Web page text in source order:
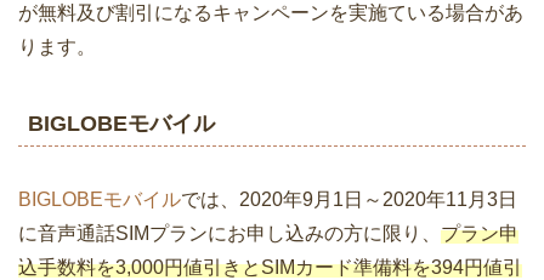
が無料及び割引になるキャンペーンを実施ている場合があ
ります。
BIGLOBEモバイル
BIGLOBEモバイルでは、2020年9月1日～2020年11月3日
に音声通話SIMプランにお申し込みの方に限り、 プラン申
込手数料を3,000円値引きとSIMカード準備料を394円値引